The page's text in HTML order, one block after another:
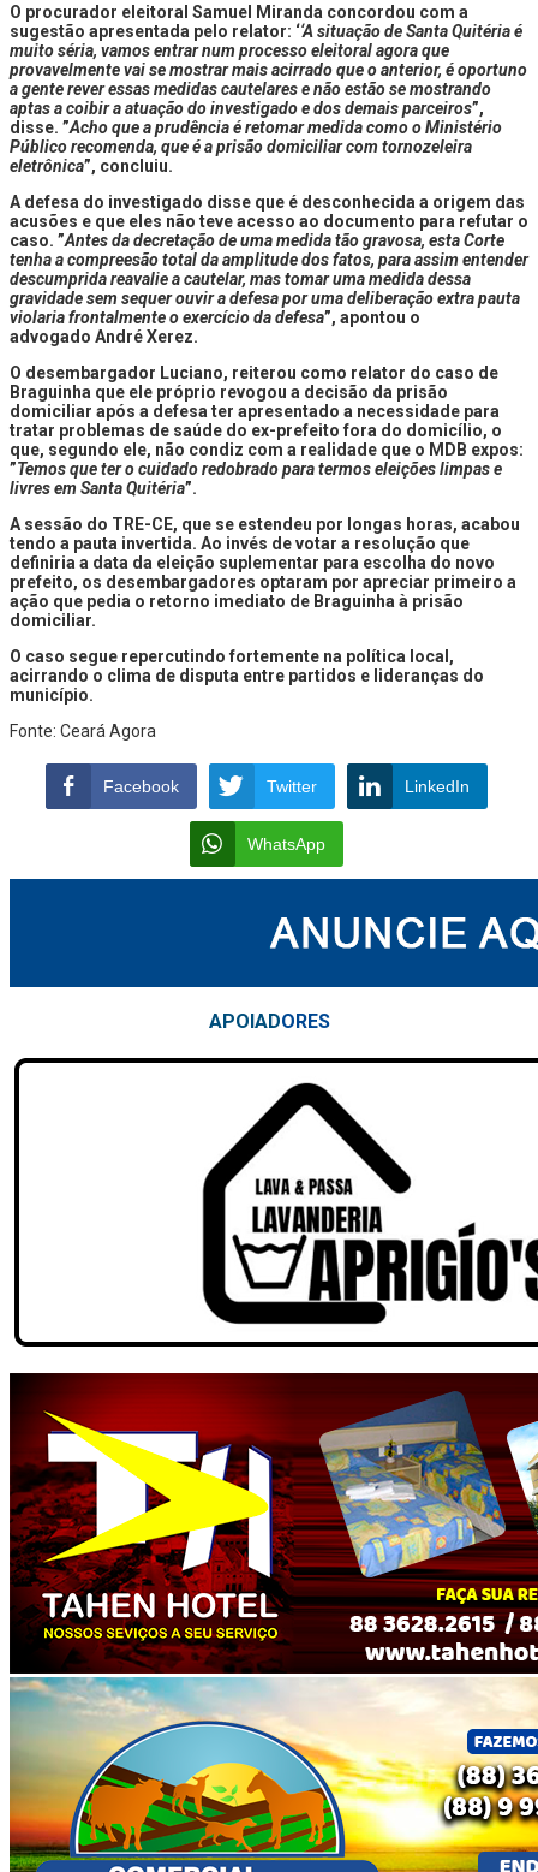
O procurador eleitoral Samuel Miranda concordou com a
sugestão apresentada pelo relator: ‘‘A situação de Santa Quitéria é
muito séria, vamos entrar num processo eleitoral agora que
provavelmente vai se mostrar mais acirrado que o anterior, é oportuno
a gente rever essas medidas cautelares e não estão se mostrando
aptas a coibir a atuação do investigado e dos demais parceiros”,
disse. ”Acho que a prudência é retomar medida como o Ministério
Público recomenda, que é a prisão domiciliar com tornozeleira
eletrônica”, concluiu.
A defesa do investigado disse que é desconhecida a origem das
acusões e que eles não teve acesso ao documento para refutar o
caso. ”Antes da decretação de uma medida tão gravosa, esta Corte
tenha a compreesão total da amplitude dos fatos, para assim entender
descumprida reavalie a cautelar, mas tomar uma medida dessa
gravidade sem sequer ouvir a defesa por uma deliberação extra pauta
violaria frontalmente o exercício da defesa”, apontou o
advogado André Xerez.
O desembargador Luciano, reiterou como relator do caso de
Braguinha que ele próprio revogou a decisão da prisão
domiciliar após a defesa ter apresentado a necessidade para
tratar problemas de saúde do ex-prefeito fora do domicílio, o
que, segundo ele, não condiz com a realidade que o MDB expos:
”Temos que ter o cuidado redobrado para termos eleições limpas e
livres em Santa Quitéria”.
A sessão do TRE-CE, que se estendeu por longas horas, acabou
tendo a pauta invertida. Ao invés de votar a resolução que
definiria a data da eleição suplementar para escolha do novo
prefeito, os desembargadores optaram por apreciar primeiro a
ação que pedia o retorno imediato de Braguinha à prisão
domiciliar.
O caso segue repercutindo fortemente na política local,
acirrando o clima de disputa entre partidos e lideranças do
município.
Fonte: Ceará Agora
Facebook Twitter LinkedIn
WhatsApp
APOIADORES